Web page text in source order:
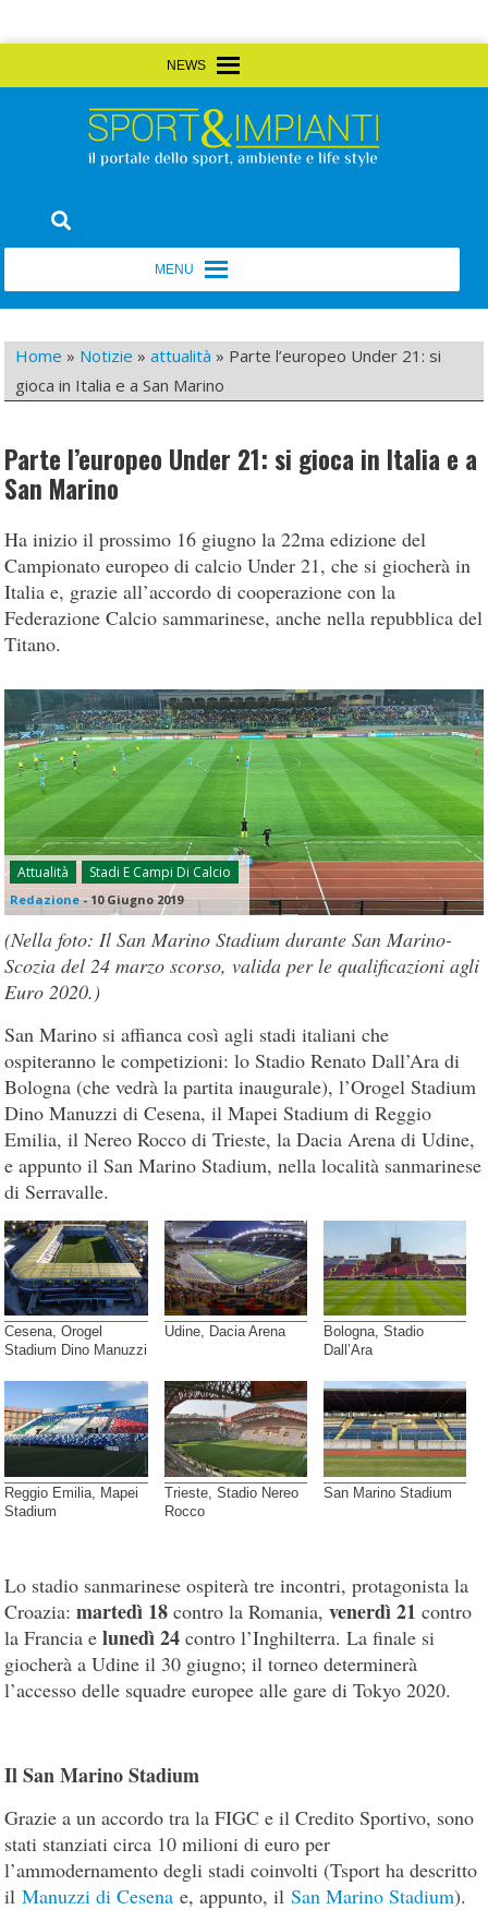
to
Sport&Impianti
Home » Notizie »attualità » Parte l’europeo Under 21: si
gioca in Italia e a San Marino
Parte l’europeo Under 21: si gioca in Italia e a
San Marino
Ha inizio il prossimo 16 giugno la 22ma edizione del
Campionato europeo di calcio Under 21, che si giocherà in
Italia e, grazie all’accordo di cooperazione con la
Federazione Calcio sammarinese, anche nella repubblica del
Titano.
Attualità Stadi E Campi Di Calcio
Redazione-10 Giugno 2019
(Nella foto: Il San Marino Stadium durante San Marino-
Scozia del 24 marzo scorso, valida per le qualificazioni agli
Euro 2020.)
San Marino si affianca così agli stadi italiani che
ospiteranno le competizioni: lo Stadio Renato Dall’Ara di
Bologna (che vedrà la partita inaugurale), l’Orogel Stadium
Dino Manuzzi di Cesena, il Mapei Stadium di Reggio
Emilia, il Nereo Rocco di Trieste, la Dacia Arena di Udine,
e appunto il San Marino Stadium, nella località sanmarinese
di Serravalle.
Cesena, Orogel
Stadium Dino Manuzzi
Udine, Dacia Arena
Bologna, Stadio
Dall’Ara
Reggio Emilia, Mapei
Stadium
Trieste, Stadio Nereo
Rocco
San Marino Stadium
Lo stadio sanmarinese ospiterà tre incontri, protagonista la
Croazia:martedì 18 contro la Romania,venerdì 21 contro
la Francia elunedì 24 contro l’Inghilterra. La finale si
giocherà a Udine il 30 giugno; il torneo determinerà
l’accesso delle squadre europee alle gare di Tokyo 2020.
Il San Marino Stadium
Grazie a un accordo tra la FIGC e il Credito Sportivo, sono
stati stanziati circa 10 milioni di euro per
l’ammodernamento degli stadi coinvolti (Tsport ha descritto
ilManuzzi di Cesena e, appunto, ilSan Marino Stadium).